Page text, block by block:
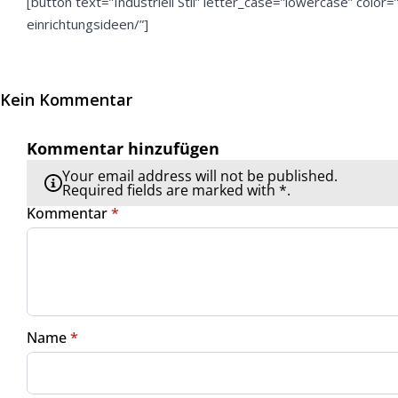
einrichtungsideen/”]
Kein Kommentar
Kommentar hinzufügen
Your email address will not be published.
Required fields are marked with *.
Kommentar*
Name*